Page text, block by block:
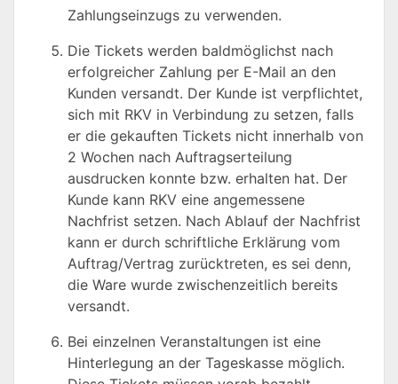
Zahlungseinzugs zu verwenden.
Die Tickets werden baldmöglichst nach
erfolgreicher Zahlung per E-Mail an den
Kunden versandt. Der Kunde ist verpflichtet,
sich mit RKV in Verbindung zu setzen, falls
er die gekauften Tickets nicht innerhalb von
2 Wochen nach Auftragserteilung
ausdrucken konnte bzw. erhalten hat. Der
Kunde kann RKV eine angemessene
Nachfrist setzen. Nach Ablauf der Nachfrist
kann er durch schriftliche Erklärung vom
Auftrag/Vertrag zurücktreten, es sei denn,
die Ware wurde zwischenzeitlich bereits
versandt.
Bei einzelnen Veranstaltungen ist eine
Hinterlegung an der Tageskasse möglich.